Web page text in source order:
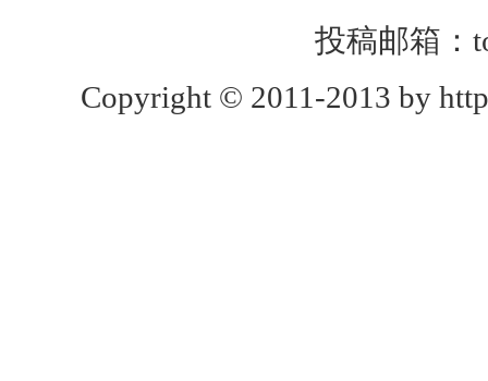
投稿邮箱：
Copyright © 2011-2013 by